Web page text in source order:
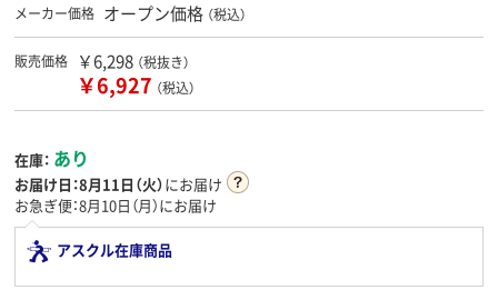
メーカー価格 オープン価格 （税込）
販売価格 ￥6,298 （税抜き）
￥6,927 （税込）
在庫： あり
お届け日：8月11日（火）にお届け
お急ぎ便：8月10日（月）にお届け
アスクル在庫商品